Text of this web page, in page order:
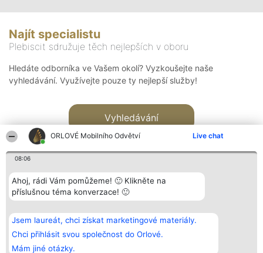
ORLOVÉ Mobilního Odvětví Live chat
08:06
Ahoj, rádi Vám pomůžeme! 🙂 Klikněte na
příslušnou téma konverzace! 🙂
Jsem laureát, chci získat marketingové materiály.
Chci přihlásit svou společnost do Orlové.
Mám jiné otázky.
Najít specialistu
Plebiscit sdružuje těch nejlepších v oboru
Hledáte odborníka ve Vašem okolí? Vyzkoušejte naše
vyhledávání. Využívejte pouze ty nejlepší služby!
Vyhledávání
Bright Side Solutions sp. z o.
o. sp. k.
ul. Ruska 22
Wrocław 50-079
KRS 0000749100 | Regon
Vítězové
Seznam všech
laureátů
Zásady
Kontakt